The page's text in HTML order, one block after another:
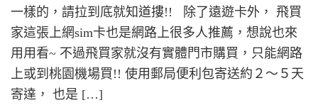
一樣的，請拉到底就知道摟!! 除了遠遊卡外， 飛買
家這張上網sim卡也是網路上很多人推薦，想說也來
用用看~ 不過飛買家就沒有實體門市購買，只能網路
上或到桃園機場買!! 使用郵局便利包寄送約２～５天
寄達， 也是 […]